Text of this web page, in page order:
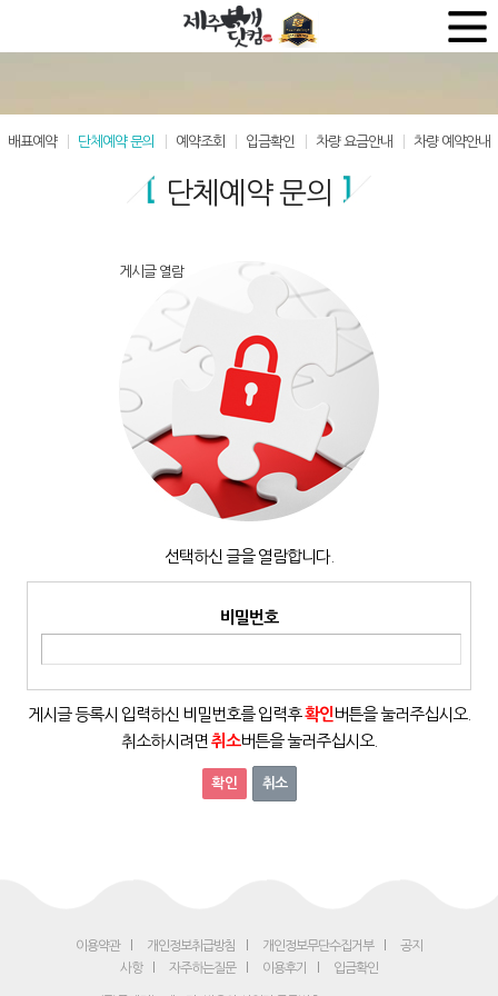
배표예약 단체예약 문의 예약조회 입금확인 차량 요금안내 차량 예약안내
단체예약 문의
게시글 열람
선택하신 글을 열람합니다.
비밀번호
게시글 등록시 입력하신 비밀번호를 입력후확인 버튼을 눌러주십시오.
취소하시려면 취소버튼을 눌러주십시오.
취소
이용약관 개인정보취급방침 개인정보무단수집거부
공지
사항
자주하는질문 이용후기 입금확인